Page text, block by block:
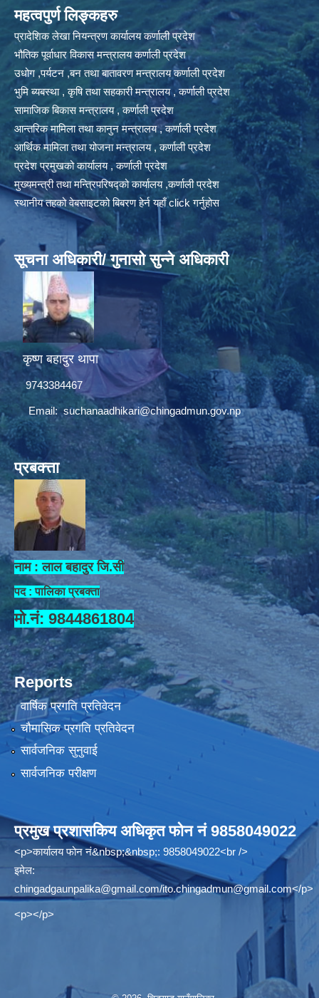
महत्वपुर्ण लिङ्कहरु
प्रादेशिक लेखा नियन्त्रण कार्यालय कर्णाली प्रदेश
भौतिक पूर्वाधार विकास मन्त्रालय कर्णाली प्रदेश
उधोग ,पर्यटन ,बन तथा बातावरण मन्त्रालय कर्णाली प्रदेश
भुमि ब्यबस्था , कृषि तथा सहकारी मन्त्रालय , कर्णाली प्रदेश
सामाजिक बिकास मन्त्रालय , कर्णाली प्रदेश
आन्तरिक मामिला तथा कानुन मन्त्रालय , कर्णाली प्रदेश
आर्थिक मामिला तथा योजना मन्त्रालय , कर्णाली प्रदेश
प्रदेश प्रमुखको कार्यालय , कर्णाली प्रदेश
मुख्यमन्त्री तथा मन्त्रिपरिषद्को कार्यालय ,कर्णाली प्रदेश
स्थानीय तहको वेबसाइटको बिबरण हेर्न यहाँ click गर्नुहोस
सूचना अधिकारी/ गुनासो सुन्ने अधिकारी
कृष्ण बहादुर थापा
9743384467
Email:suchanaadhikari@chingadmun.gov.np
प्रबक्त्ता
नाम : लाल बहादुर जि.सी
पद : पालिका प्रबक्ता
मो.नं: 9844861804
Reports
वार्षिक प्रगति प्रतिवेदन
चौमासिक प्रगति प्रतिवेदन
सार्वजनिक सुनुवाई
सार्वजनिक परीक्षण
प्रमुख प्रशासकिय अधिकृत फोन नं 9858049022
<p>कार्यालय फोन नं&nbsp;&nbsp;: 9858049022<br />
इमेल:
chingadgaunpalika@gmail.com/ito.chingadmun@gmail.com</p>
<p></p>